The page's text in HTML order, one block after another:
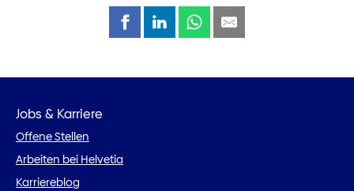
Jobs & Karriere
Offene Stellen
Arbeiten bei Helvetia
Karriereblog